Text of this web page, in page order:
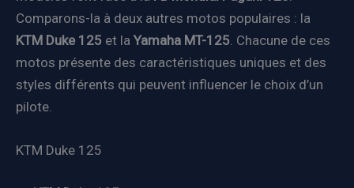
Comparons-la à deux autres motos populaires : la
KTM Duke 125 et la Yamaha MT-125 . Chacune de ces
motos présente des caractéristiques uniques et des
styles différents qui peuvent influencer le choix d’un
pilote.
KTM Duke 125